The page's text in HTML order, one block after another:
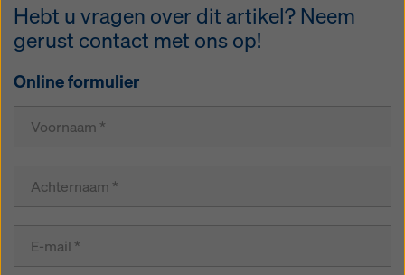
Hebt u vragen over dit artikel? Neem
gerust contact met ons op!
Online formulier